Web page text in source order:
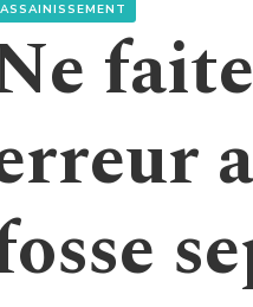
ASSAINISSEMENT